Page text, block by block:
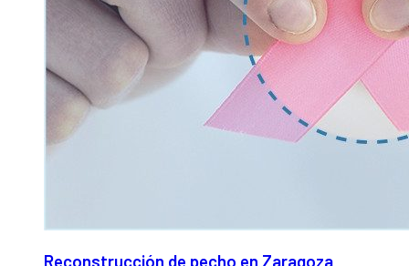
Reconstrucción de pecho en Zaragoza